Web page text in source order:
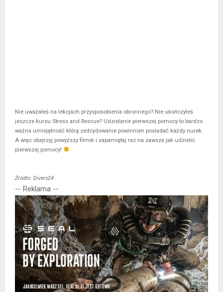
Nie uważałeś na lekcjach przysposobienia obronnego? Nie ukończyłeś
jeszcze kursu Stress and Rescue? Udzielanie pierwszej pomocy to bardzo
ważna umiejętność którą zedcydowanie powinnien posiadać każdy nurek.
A więc obejrzyj powyższy filmik i zapamiętaj raz na zawsze jak udzielić
pierwszej pomocy!
Źródło: Divers24
-- Reklama --